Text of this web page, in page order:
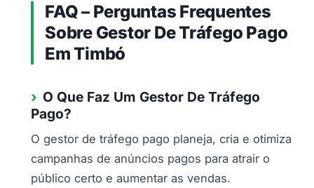
FAQ – Perguntas Frequentes
Sobre Gestor De Tráfego Pago
Em Timbó
O Que Faz Um Gestor De Tráfego
Pago?
O gestor de tráfego pago planeja, cria e otimiza
campanhas de anúncios pagos para atrair o
público certo e aumentar as vendas.